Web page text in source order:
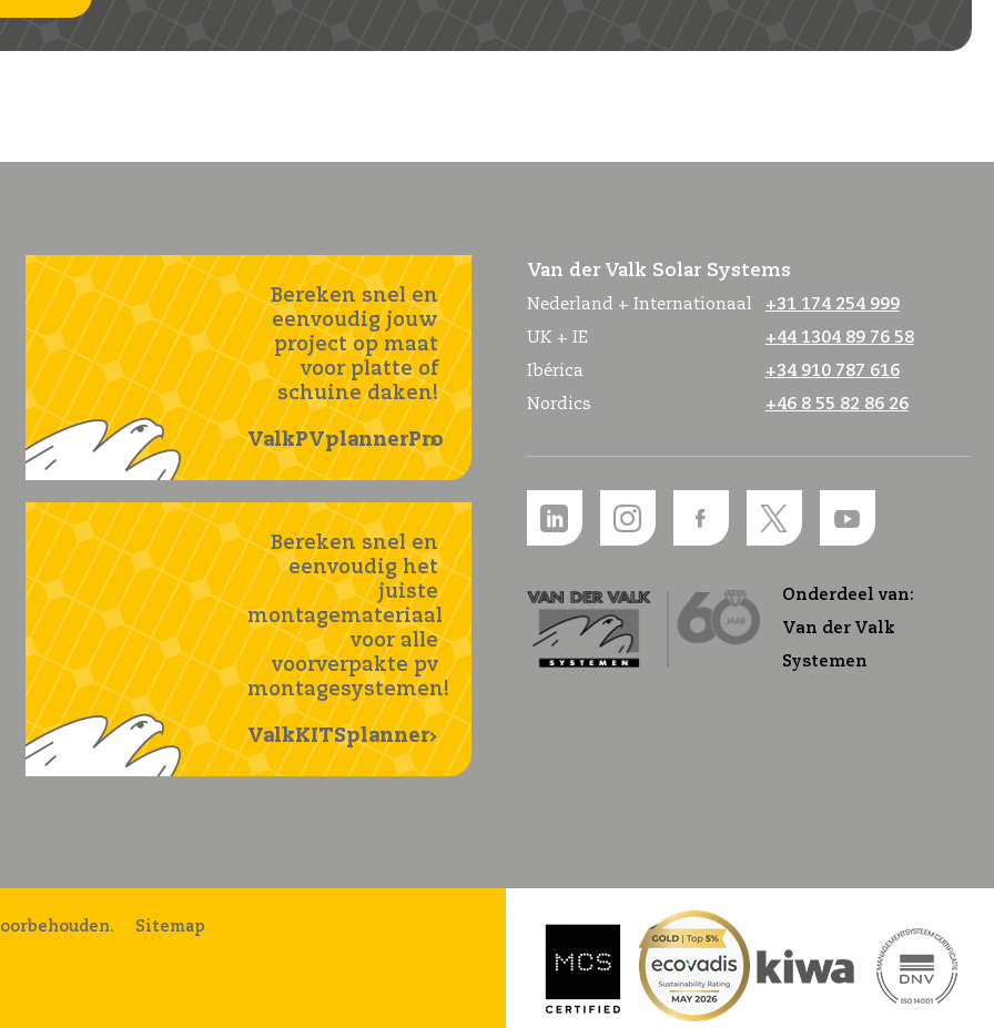
Bereken snel en
eenvoudig jouw
project op maat
voor platte of
schuine daken!
ValkPVplannerPro
Bereken snel en
eenvoudig het
juiste
montagemateriaal
voor alle
voorverpakte pv
montagesystemen!
ValkKITSplanner
Van der Valk Solar Systems
Nederland + Internationaal
+31 174 254 999
UK + IE
+44 1304 89 76 58
Ibérica
+34 910 787 616
Nordics
+46 8 55 82 86 26
Onderdeel van:
Van der Valk
Systemen
Sitemap